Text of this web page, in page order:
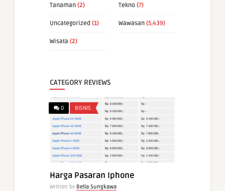
Tanaman (2) Tekno (7)
Uncategorized (1) Wawasan (5,439)
Wisata (2)
CATEGORY REVIEWS
0 BISNIS
Harga Pasaran Iphone
Written by Bella Sungkawa